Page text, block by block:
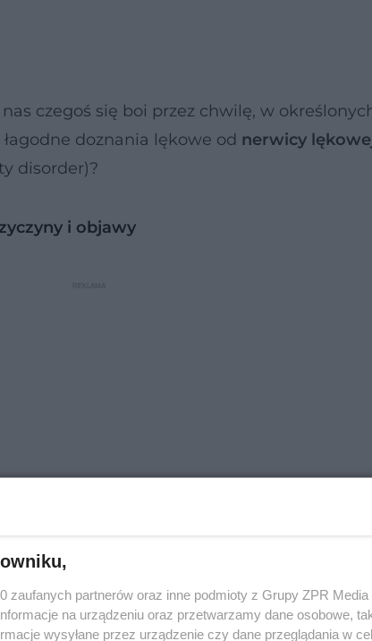
nas czegoś się boi przez chwilę, w
doznania lękowe od nerwicy
disorder)?
i objawy
to choroba przewlekła. Objawia się
zaufanych partnerów oraz inne podmioty z Grupy ZPR
na urządzeniu oraz przetwarzamy dane osobowe,
wysyłane przez urządzenie czy dane przeglądania w